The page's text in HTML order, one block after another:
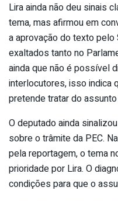
Lira ainda não deu sinais
tema, mas afirmou em
a aprovação do texto
exaltados tanto no
ainda que não é possível
interlocutores, isso indica
pretende tratar do
O deputado ainda
sobre o trâmite da PEC.
pela reportagem, o tema
prioridade por Lira. O
condições para que o